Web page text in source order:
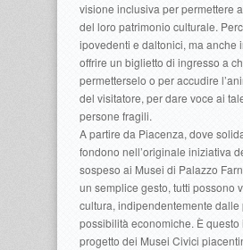
visione inclusiva per permettere
del loro patrimonio culturale.
ipovedenti e daltonici, ma anche
offrire un biglietto di ingresso a
permetterselo o per accudire
del visitatore, per dare voce ai
persone fragili.
A partire da Piacenza, dove
fondono nell’originale iniziativa
sospeso ai Musei di Palazzo
un semplice gesto, tutti possono
cultura, indipendentemente dalle
possibilità economiche. È
progetto dei Musei Civici